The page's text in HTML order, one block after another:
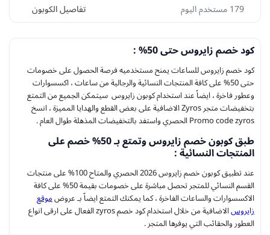
179 مستخدم اليوم تفاصيل الكوبون
كود خصم زايروس حتى 50% :
كود خصم زايروس للساعات يمنح مستخدميه فرصة الحصول على خصومات
حتى 50% على كافة المنتجات النسائية والرجالية من ساعات ، اكسسوارات
وعطور فاخرة ، ايضاً عند استخدام كوبون زايروس سيتمكن الجميع من التمتع
بتخفيضات متجر Zyros الاضافية على بعض القطع والهدايا المميزة ، انسخ
Promo code zyros الحصري واستفد بالتخفيضات المذهلة طوال العام .
طبق كوبون خصم زايروس وتمتع بـ 50% خصم على
المنتجات النسائية :
عند تطبيق كوبون خصم زايروس 2026 الحصري والمتاح 100% على منتجات
القسم النسائي للمتجر تحصل مباشرة على خصومات بقيمة 50% على كافة
الاكسسوارات والساعات الفاخرة ، كما يمكنك التمتع ايضاً بـ عروضموقع
زايروس الاضافية من خلال استخدام كود خصم zyros الفعال على ارقى انواع
العطور والحقائب التي يوفرها المتجر .